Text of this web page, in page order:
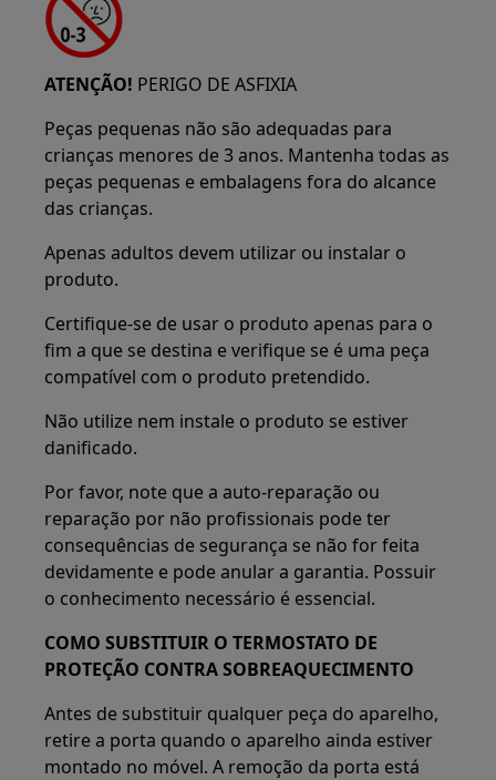
ATENÇÃO! PERIGO DE ASFIXIA
Peças pequenas não são adequadas para
crianças menores de 3 anos. Mantenha todas as
peças pequenas e embalagens fora do alcance
das crianças.
Apenas adultos devem utilizar ou instalar o
produto.
Certifique-se de usar o produto apenas para o
fim a que se destina e verifique se é uma peça
compatível com o produto pretendido.
Não utilize nem instale o produto se estiver
danificado.
Por favor, note que a auto-reparação ou
reparação por não profissionais pode ter
consequências de segurança se não for feita
devidamente e pode anular a garantia. Possuir
o conhecimento necessário é essencial.
COMO SUBSTITUIR O TERMOSTATO DE
PROTEÇÃO CONTRA SOBREAQUECIMENTO
Antes de substituir qualquer peça do aparelho,
retire a porta quando o aparelho ainda estiver
montado no móvel. A remoção da porta está